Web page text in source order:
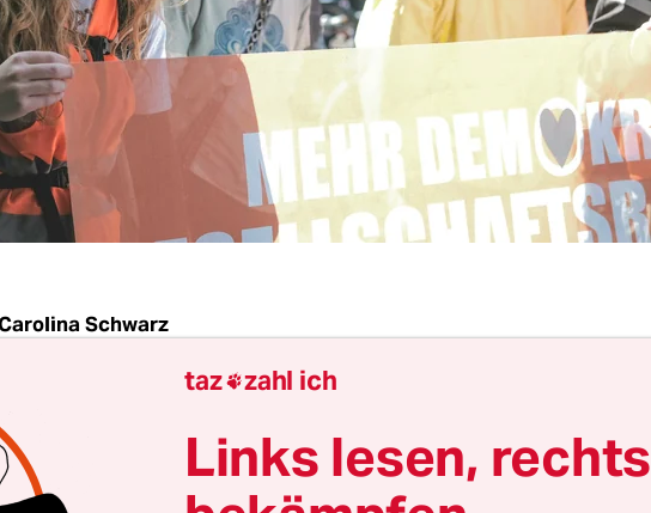
Schwarz
es nur aus dem Film. Plötzlich wacht man auf, weil gegen
wird. Und plötzlich steht ein Polizist mit
Weste vor deinem Bett und richtet eine Waffe auf dich.“
taz zahl ich
Links lesen, rechts